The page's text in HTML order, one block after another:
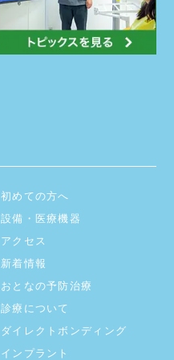
初めての方へ
設備・医療機器
アクセス
新着情報
おとなの予防治療
診療について
ダイレクトボンディング
インプラント